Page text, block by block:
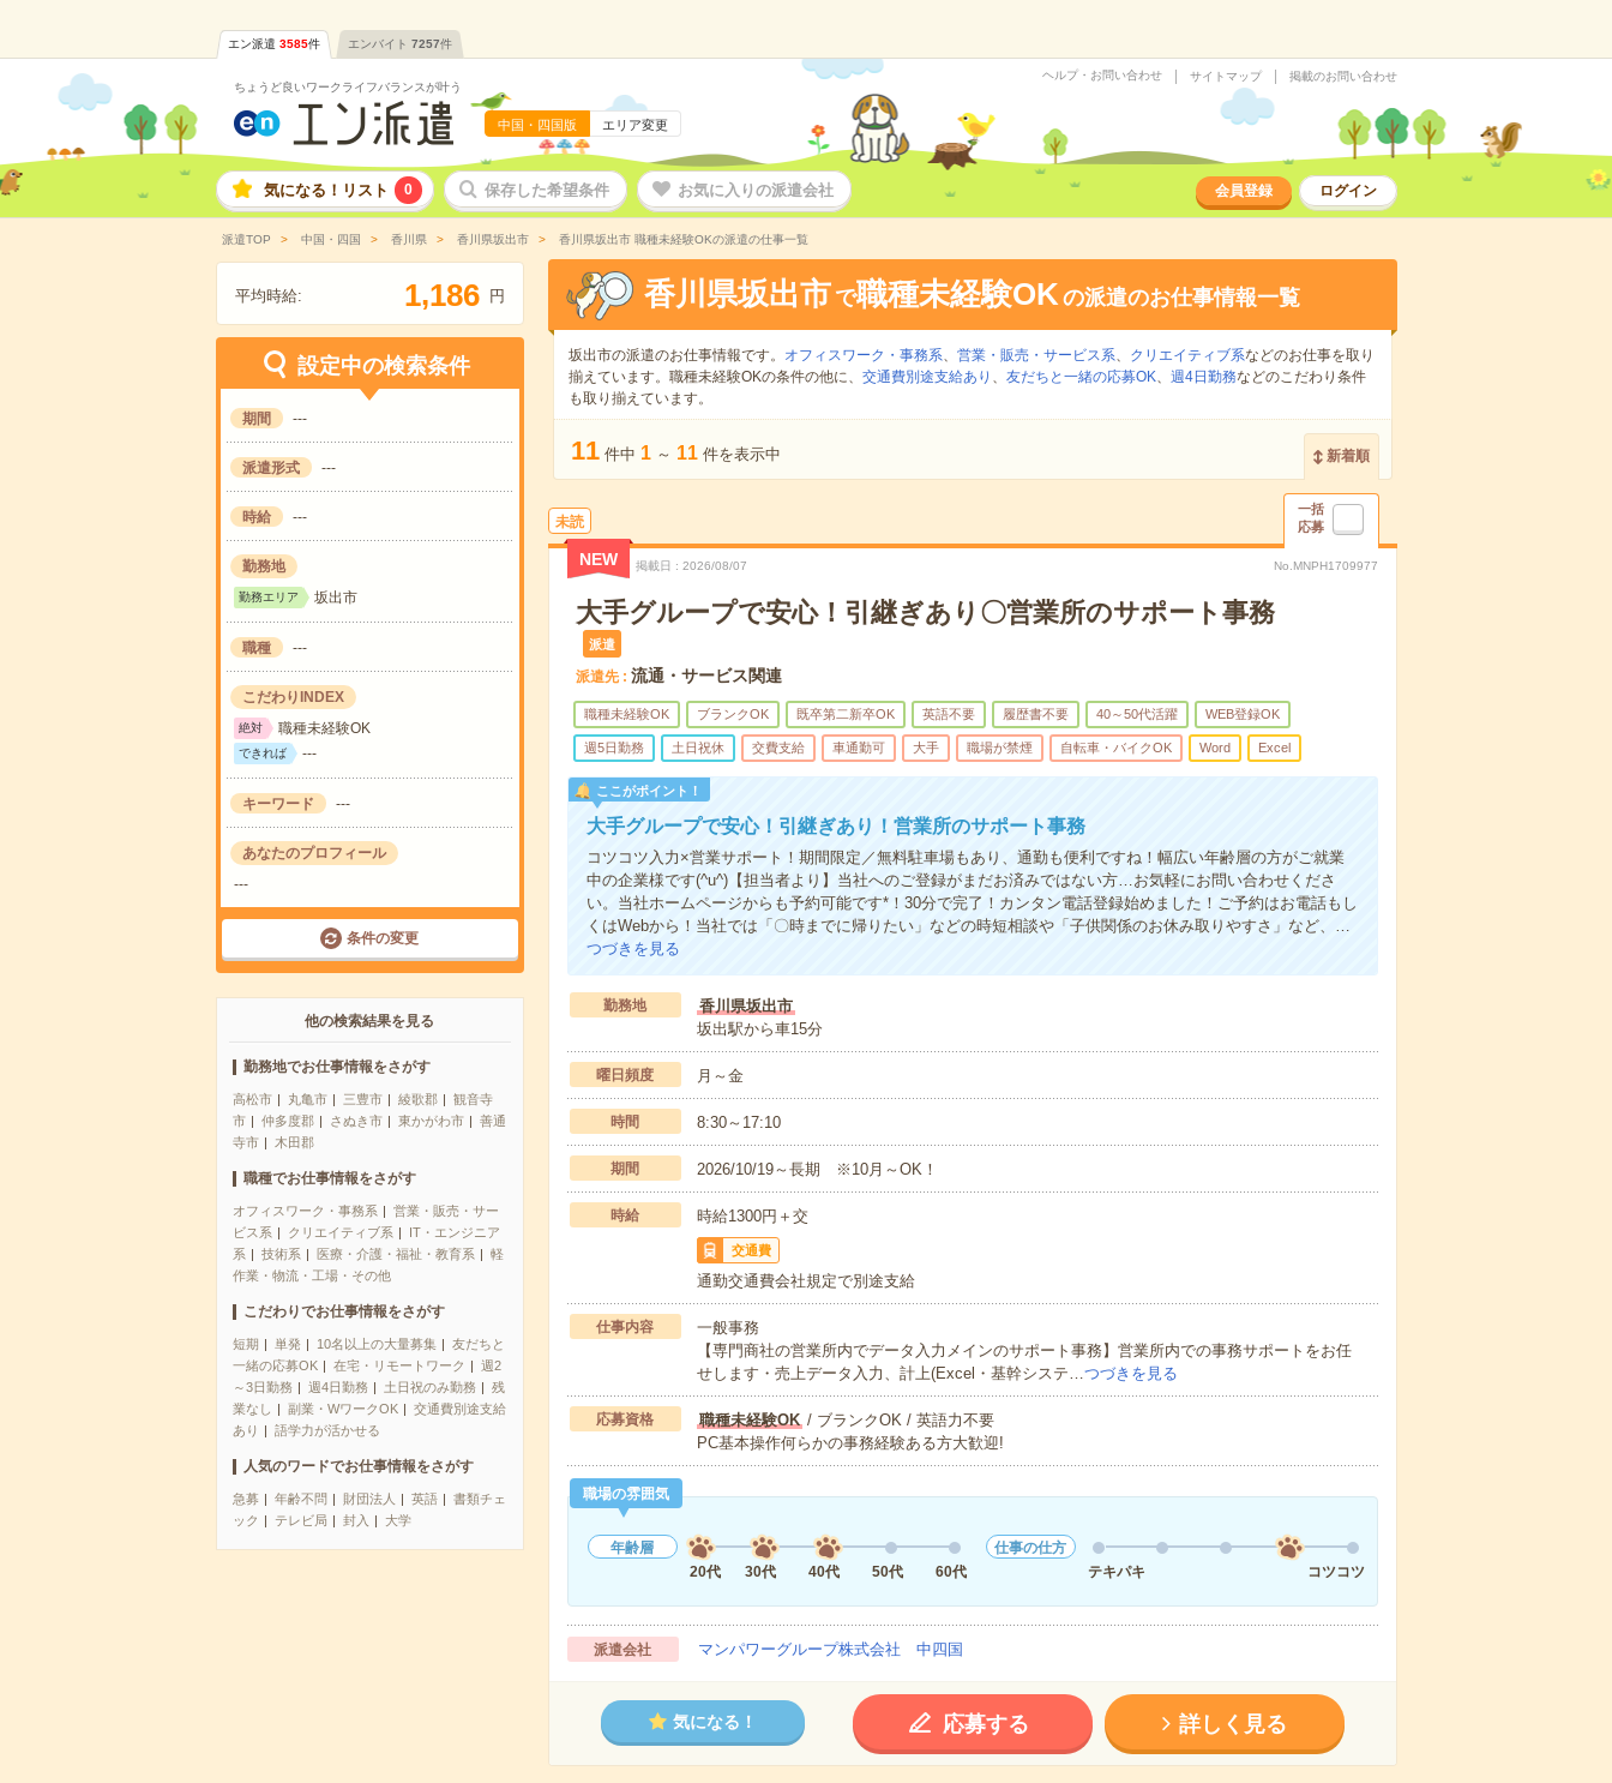
エン派遣 3585件 エンバイト 7257件
ちょうど良いワークライフバランスが叶う
中国・四国版 エリア変更
ヘルプ・お問い合わせ サイトマップ 掲載のお問い合わせ
気になる！リスト 0 保存した希望条件 お気に入りの派遣会社 会員登録 ログイン
派遣TOP 中国・四国 香川県 香川県坂出市 香川県坂出市 職種未経験OKの派遣の仕事一覧
平均時給: 1,186 円
設定中の検索条件
期間 ---
派遣形式 ---
時給 ---
勤務地
勤務エリア 坂出市
職種 ---
こだわりINDEX
絶対 職種未経験OK
できれば ---
キーワード ---
あなたのプロフィール
---
条件の変更
他の検索結果を見る
勤務地でお仕事情報をさがす
高松市 丸亀市 三豊市 綾歌郡
観音寺
市
仲多度郡 さぬき市 東かがわ市
善通
寺市
木田郡
職種でお仕事情報をさがす
オフィスワーク・事務系
営業・販売・サー
ビス系
クリエイティブ系
IT・エンジニア
系
技術系 医療・介護・福祉・教育系
軽
作業・物流・工場・その他
こだわりでお仕事情報をさがす
短期 単発 10名以上の大量募集
友だちと
一緒の応募OK
在宅・リモートワーク
週2
～3日勤務
週4日勤務 土日祝のみ勤務
残
業なし
副業・WワークOK
交通費別途支給
あり
語学力が活かせる
人気のワードでお仕事情報をさがす
急募 年齢不問 財団法人 英語
書類チェ
ック
テレビ局 封入 大学
香川県坂出市 で職種未経験OKの派遣のお仕事情報一覧
坂出市の派遣のお仕事情報です。 オフィスワーク・事務系、 営業・販売・サービス系、 クリエイティブ系などのお仕事を取り
揃えています。職種未経験OKの条件の他に、 交通費別途支給あり 、 友だちと一緒の応募OK、 週4日勤務などのこだわり条件
も取り揃えています。
11 件中 1 ～ 11 件を表示中 新着順
未読
一括
応募
NEW 掲載日 2026/08/07 No.MNPH1709977
大手グループで安心！引継ぎあり〇営業所のサポート事務
派遣
派遣先 流通・サービス関連
職種未経験OK ブランクOK 既卒第二新卒OK 英語不要 履歴書不要 40～50代活躍 WEB登録OK
週5日勤務 土日祝休 交費支給 車通勤可 大手 職場が禁煙 自転車・バイクOK Word Excel
ここがポイント！
大手グループで安心！引継ぎあり！営業所のサポート事務
コツコツ入力×営業サポート！期間限定／無料駐車場もあり、通勤も便利ですね！幅広い年齢層の方がご就業
中の企業様です(^u^)【担当者より】当社へのご登録がまだお済みではない方…お気軽にお問い合わせくださ
い。当社ホームページからも予約可能です*！30分で完了！カンタン電話登録始めました！ご予約はお電話もし
くはWebから！当社では「〇時までに帰りたい」などの時短相談や「子供関係のお休み取りやすさ」など、…
つづきを見る
勤務地
香川県坂出市
坂出駅から車15分
曜日頻度 月～金
時間 8:30～17:10
期間 2026/10/19～長期 ※10月～OK！
時給 時給1300円＋交
交通費
通勤交通費会社規定で別途支給
仕事内容
一般事務
【専門商社の営業所内でデータ入力メインのサポート事務】営業所内での事務サポートをお任
せします・売上データ入力、計上(Excel・基幹システ…つづきを見る
応募資格 職種未経験OK/ ブランクOK / 英語力不要
PC基本操作何らかの事務経験ある方大歓迎!
職場の雰囲気
年齢層
20代
30代 40代 50代 60代
仕事の仕方
テキパキ
コツコツ
派遣会社 マンパワーグループ株式会社 中四国
気になる！ 応募する 詳しく見る